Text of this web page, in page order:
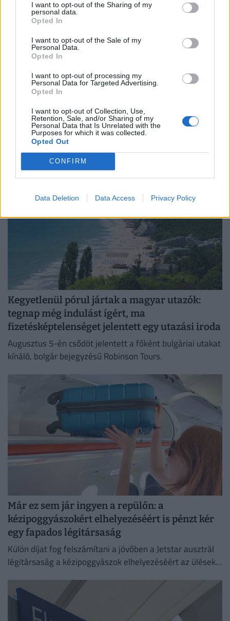
I want to opt-out of the Sharing of my
personal data.
Opted In
I want to opt-out of the Sale of my
Personal Data.
Opted In
I want to opt-out of processing my
Personal Data for Targeted Advertising.
Opted In
I want to opt-out of Collection, Use,
Retention, Sale, and/or Sharing of my
Personal Data that Is Unrelated with the
Purposes for which it was collected.
Opted Out
CONFIRM
Data Deletion Data Access Privacy Policy
Transzszibériai Expressz jegyár 2026-ban: itt a
menetrend, erre halad a Transsiberia Express
útvonala
Mennyibe kerül a Transzszibériai Expressz jegy 2026-
ban? Mutatjuk a tudnivalókat a Moszkva–Vlagyivosztok
útvonalról, árakról és vásárlási lehetőségekről.
Kegyetlenül pórul jártak a magyar utazók:
tegnap még indulást ígért, ma
fizetésképtelenséget jelentett egy utazási iroda
Augusztus 5-én csődöt jelentett a főként bulgáriai utakat
kínáló, bolgár bejegyzésű Robinson Tours.
Már ez sem jár ingyen a repülőn: a
kézipoggyászokért elhelyezéséért is pénzt kér
egy fapados légitársaság
Külön díjat fog felszámítani a jövőben a Jetstar ausztrál
légitársaság a kézipoggyászok elhelyezéséért az ülések